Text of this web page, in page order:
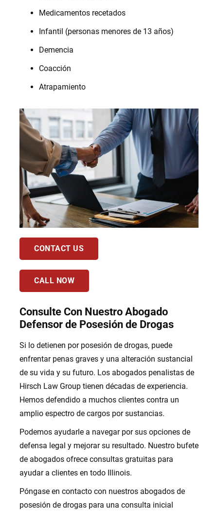
Medicamentos recetados
Infantil (personas menores de 13 años)
Demencia
Coacción
Atrapamiento
CONTACT US
CALL NOW
Consulte Con Nuestro Abogado
Defensor de Posesión de Drogas
Si lo detienen por posesión de drogas, puede
enfrentar penas graves y una alteración sustancial
de su vida y su futuro. Los abogados penalistas de
Hirsch Law Group tienen décadas de experiencia.
Hemos defendido a muchos clientes contra un
amplio espectro de cargos por sustancias.
Podemos ayudarle a navegar por sus opciones de
defensa legal y mejorar su resultado. Nuestro bufete
de abogados ofrece consultas gratuitas para
ayudar a clientes en todo Illinois.
Póngase en contacto con nuestros abogados de
posesión de drogas para una consulta inicial